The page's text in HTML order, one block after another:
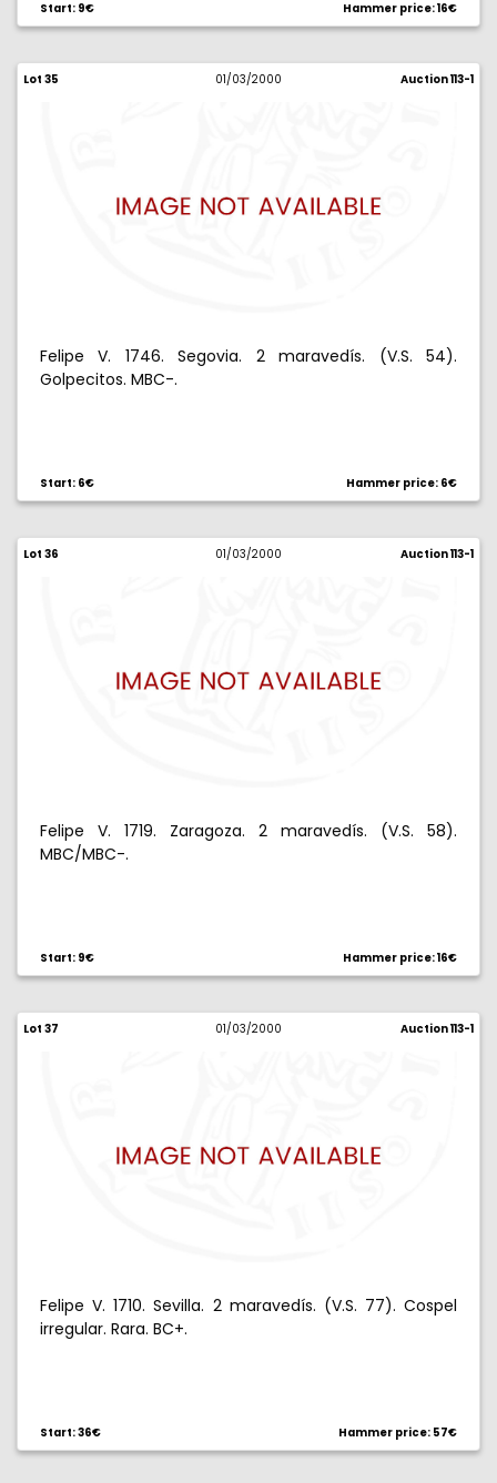
Start: 9€ Hammer price: 16€
Lot 35 01/03/2000 Auction 113-1
Felipe V. 1746. Segovia. 2 maravedís. (V.S. 54).
Golpecitos. MBC-.
Start: 6€ Hammer price: 6€
Lot 36 01/03/2000 Auction 113-1
Felipe V. 1719. Zaragoza. 2 maravedís. (V.S. 58).
MBC/MBC-.
Start: 9€ Hammer price: 16€
Lot 37 01/03/2000 Auction 113-1
Felipe V. 1710. Sevilla. 2 maravedís. (V.S. 77). Cospel
irregular. Rara. BC+.
Start: 36€ Hammer price: 57€